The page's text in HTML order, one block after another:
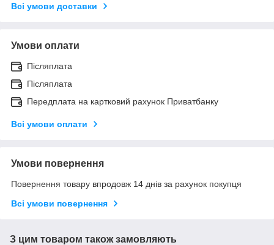
Всі умови доставки
Умови оплати
Післяплата
Післяплата
Передплата на картковий рахунок Приватбанку
Всі умови оплати
Умови повернення
Повернення товару впродовж 14 днів за рахунок покупця
Всі умови повернення
З цим товаром також замовляють